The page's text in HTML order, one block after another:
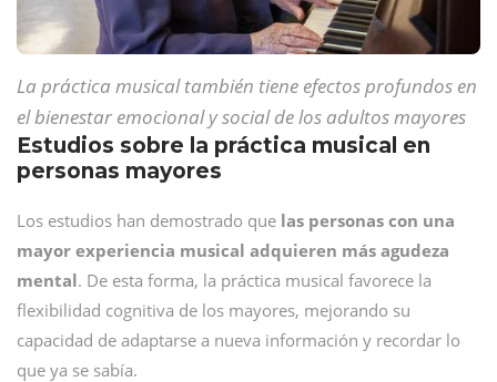
La práctica musical también tiene efectos profundos en
el bienestar emocional y social de los adultos mayores
Estudios sobre la práctica musical en
personas mayores
Los estudios han demostrado que las personas con una
mayor experiencia musical adquieren más agudeza
mental. De esta forma, la práctica musical favorece la
flexibilidad cognitiva de los mayores, mejorando su
capacidad de adaptarse a nueva información y recordar lo
que ya se sabía.